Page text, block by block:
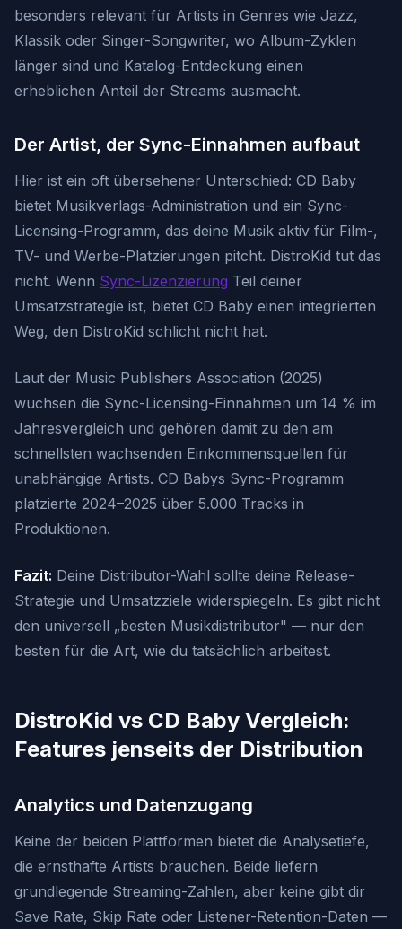
besonders relevant für Artists in Genres wie Jazz,
Klassik oder Singer-Songwriter, wo Album-Zyklen
länger sind und Katalog-Entdeckung einen
erheblichen Anteil der Streams ausmacht.
Der Artist, der Sync-Einnahmen aufbaut
Hier ist ein oft übersehener Unterschied: CD Baby
bietet Musikverlags-Administration und ein Sync-
Licensing-Programm, das deine Musik aktiv für Film-,
TV- und Werbe-Platzierungen pitcht. DistroKid tut das
nicht. Wenn Sync-Lizenzierung Teil deiner
Umsatzstrategie ist, bietet CD Baby einen integrierten
Weg, den DistroKid schlicht nicht hat.
Laut der Music Publishers Association (2025)
wuchsen die Sync-Licensing-Einnahmen um 14 % im
Jahresvergleich und gehören damit zu den am
schnellsten wachsenden Einkommensquellen für
unabhängige Artists. CD Babys Sync-Programm
platzierte 2024–2025 über 5.000 Tracks in
Produktionen.
Fazit: Deine Distributor-Wahl sollte deine Release-
Strategie und Umsatzziele widerspiegeln. Es gibt nicht
den universell „besten Musikdistributor" — nur den
besten für die Art, wie du tatsächlich arbeitest.
DistroKid vs CD Baby Vergleich:
Features jenseits der Distribution
Analytics und Datenzugang
Keine der beiden Plattformen bietet die Analysetiefe,
die ernsthafte Artists brauchen. Beide liefern
grundlegende Streaming-Zahlen, aber keine gibt dir
Save Rate, Skip Rate oder Listener-Retention-Daten —